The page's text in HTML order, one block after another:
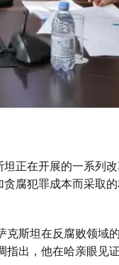
正在开展的一系列
腐犯罪成本而采取
克斯坦在反腐败领域
指出，他在哈亲眼见